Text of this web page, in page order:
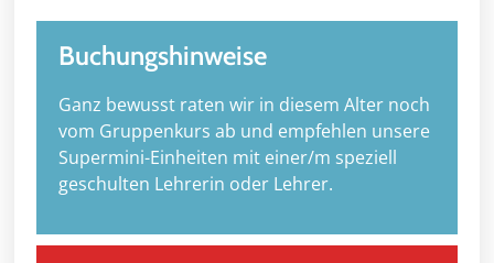
Buchungshinweise
Ganz bewusst raten wir in diesem Alter noch
vom Gruppenkurs ab und empfehlen unsere
Supermini-Einheiten mit einer/m speziell
geschulten Lehrerin oder Lehrer.